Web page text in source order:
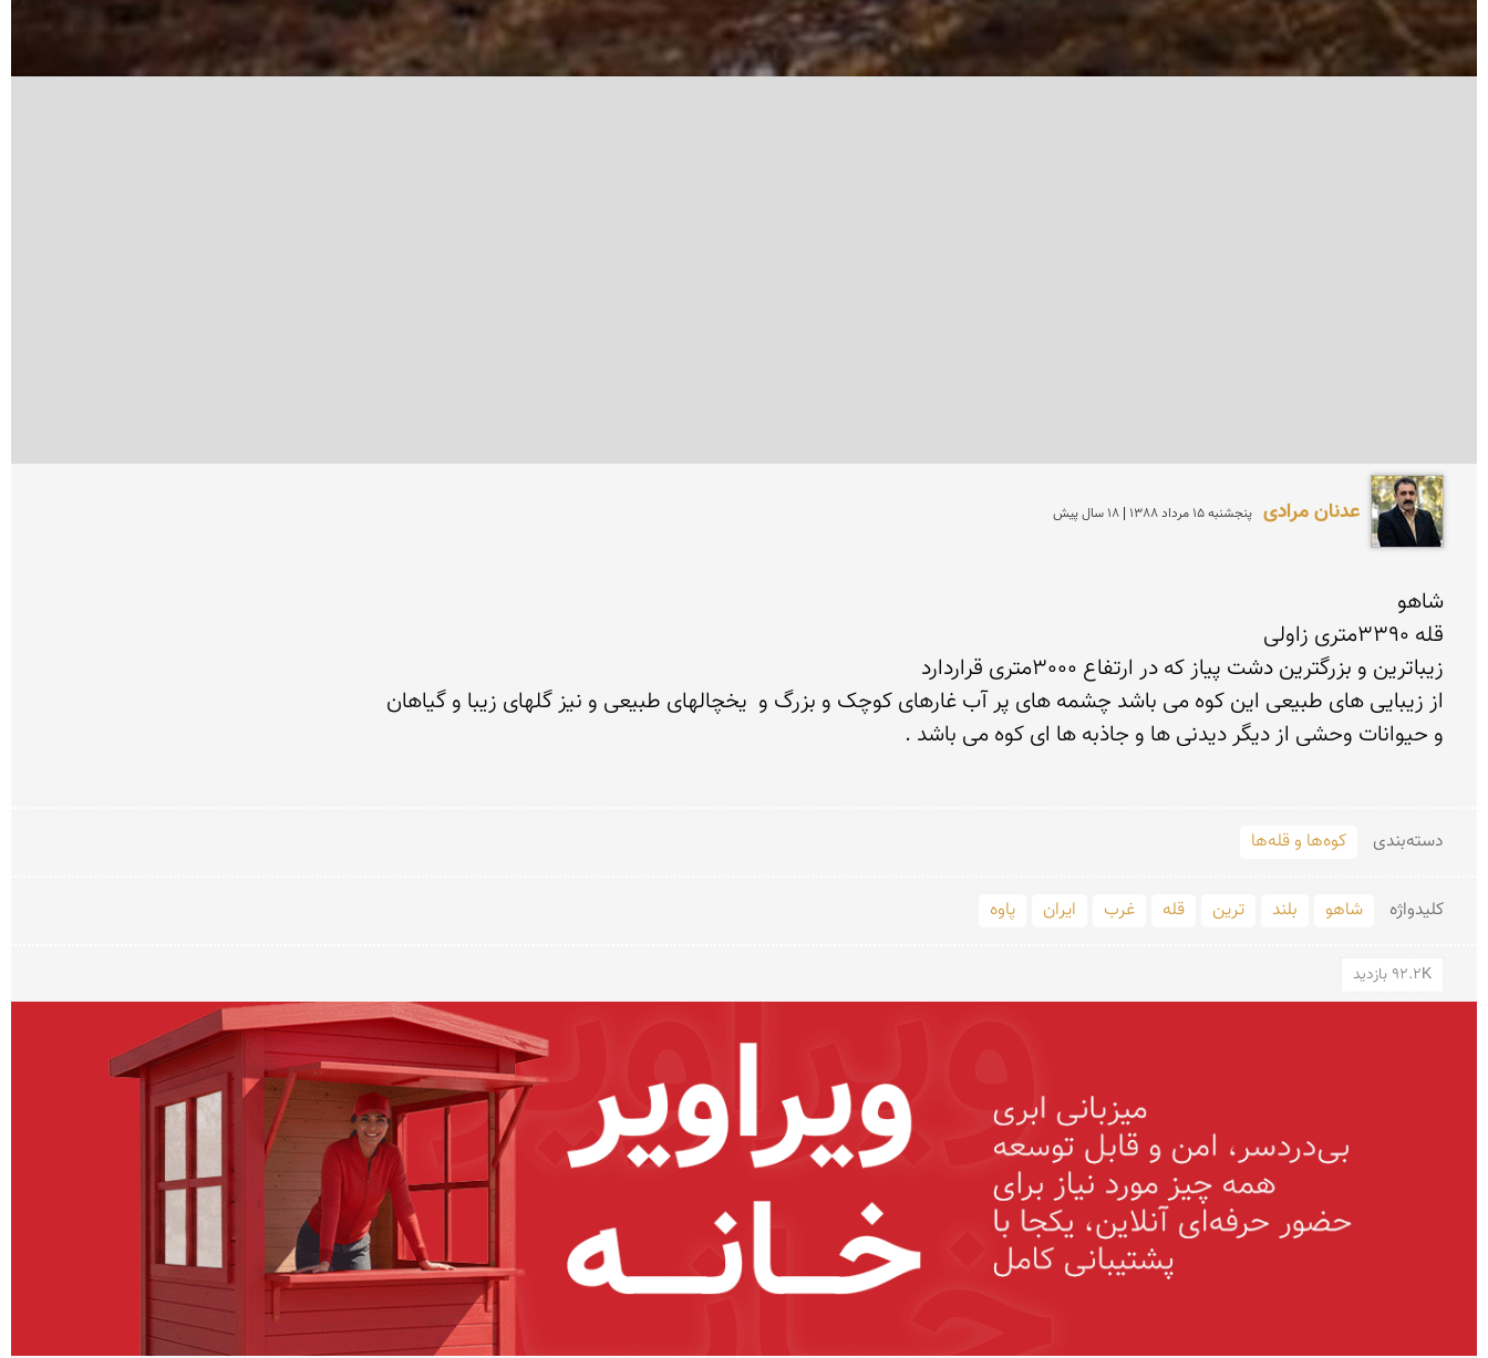
عدنان مرادی پنجشنبه 15 مرداد 1388 | 18 سال پیش
دسته‌بندی کوه‌ها و قله‌ها
کلید‌واژه شاهو بلند ترین قله غرب ایران پاوه
92.2K بازدید